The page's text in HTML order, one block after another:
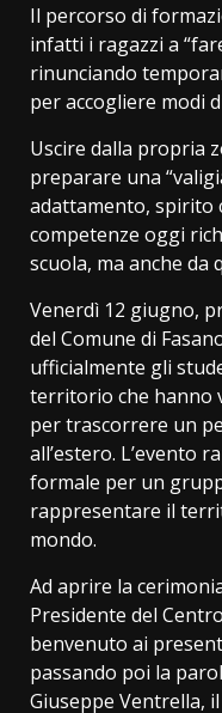
Il percorso di
infatti i ragazzi a
rinunciando
per accogliere modi
Uscire dalla propria
preparare una
adattamento, spirito
competenze oggi
scuola, ma anche da
Venerdì 12 giugno,
del Comune di
ufficialmente gli
territorio che hanno
per trascorrere un
all’estero. L’evento
formale per un
rappresentare il
mondo.
Ad aprire la
Presidente del
benvenuto ai
passando poi la
Giuseppe Ventrella,